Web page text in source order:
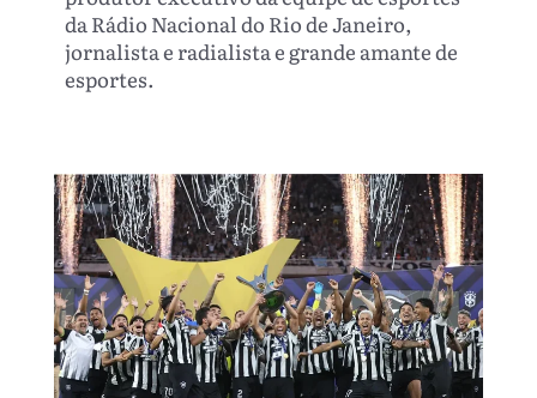
da Rádio Nacional do Rio de Janeiro,
jornalista e radialista e grande amante de
esportes.